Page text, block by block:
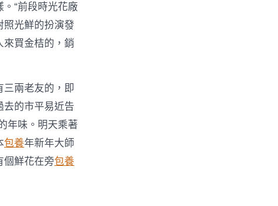
“前段時光花廠
照光鮮的扮演發
來買金桔的，銷
三兩老友的，即
去的市平易近告
年味。明天乘著
包養年新年大師
個鮮花在旁包養